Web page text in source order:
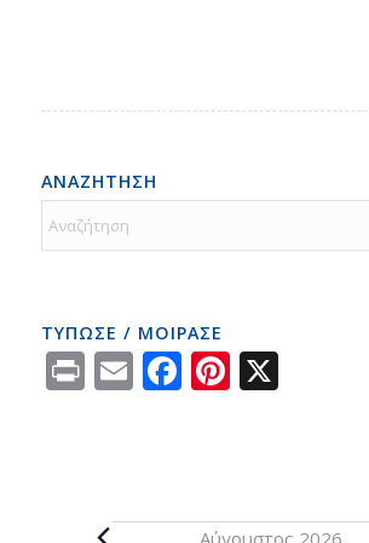
ΑΝΑΖΗΤΗΣΗ
ΤΥΠΩΣΕ / ΜΟΙΡΑΣΕ
PrintEmailFacebook
Pinterest
X